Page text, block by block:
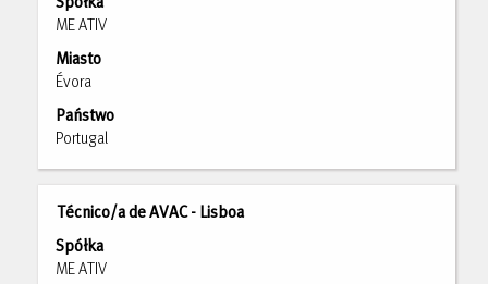
ofert
pracy.
ME ATIV
Miasto
Évora
Państwo
Portugal
pomocą
aby
wyświetlić
pełną
treść
oferty
pracy.
Tytuł
Técnico/a de AVAC - Lisboa
Spółka
ME ATIV
Zaznacz
za
pomocą